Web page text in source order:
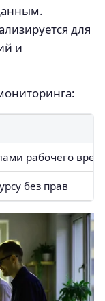
для
и
рабочего
без прав